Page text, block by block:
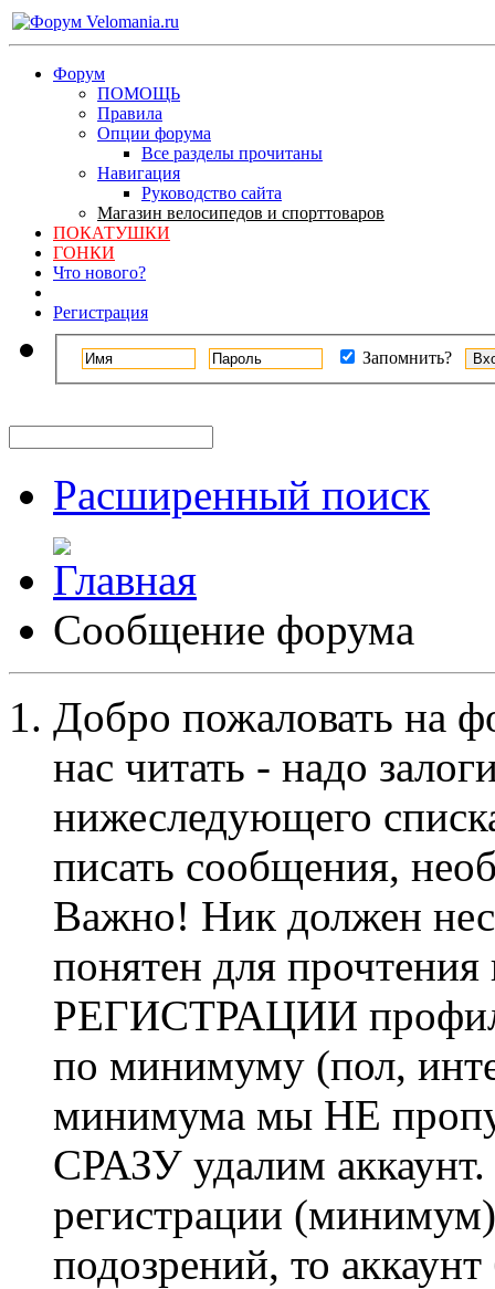
Форум
ПОМОЩЬ
Правила
Опции форума
Все разделы прочитаны
Навигация
Руководство сайта
Магазин велосипедов и спорттоваров
ПОКАТУШКИ
ГОНКИ
Что нового?
Регистрация
Запомнить?
Расширенный поиск
Сообщение форума
Добро пожаловать на
нас читать - надо
нижеследующего
писать сообщения,
Важно! Ник должен
понятен для
РЕГИСТРАЦИИ профиль
по минимуму (пол,
минимума мы НЕ
СРАЗУ удалим
регистрации
подозрений, то